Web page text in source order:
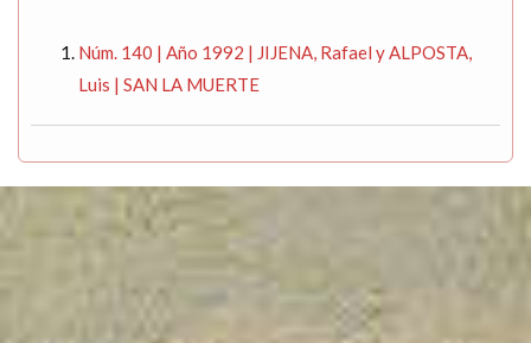
Núm. 140 | Año 1992 | JIJENA, Rafael y ALPOSTA,
Luis | SAN LA MUERTE